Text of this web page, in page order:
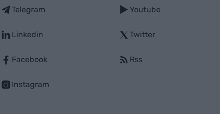
Telegram
Linkedin
Facebook
Instagram
Youtube
Twitter
Rss